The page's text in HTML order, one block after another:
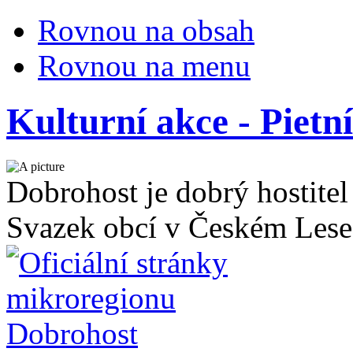
Rovnou na obsah
Rovnou na menu
Kulturní akce -
Dobrohost je dobrý hostitel
Svazek obcí v Českém Lese